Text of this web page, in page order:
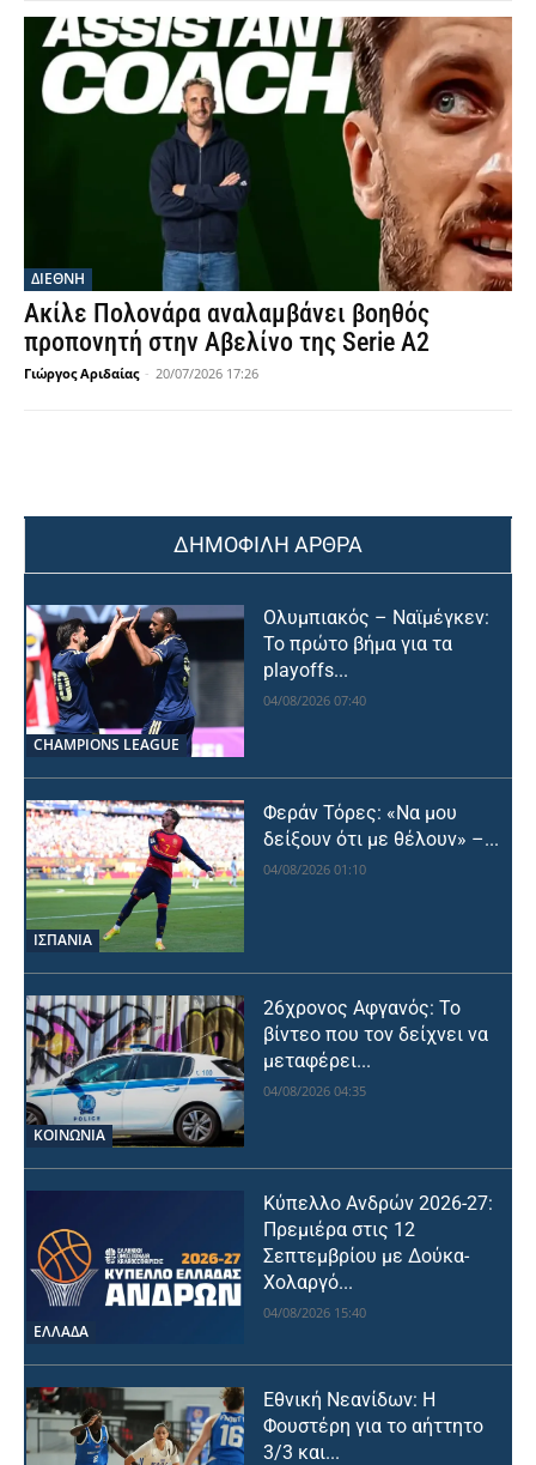
ΔΙΕΘΝΗ
Ακίλε Πολονάρα αναλαμβάνει βοηθός
προπονητή στην Αβελίνο της Serie A2
Γιώργος Αριδαίας - 20/07/2026 17:26
ΔΗΜΟΦΙΛΗ ΑΡΘΡΑ
CHAMPIONS LEAGUE
Ολυμπιακός – Ναϊμέγκεν:
Το πρώτο βήμα για τα
playoffs...
04/08/2026 07:40
ΙΣΠΑΝΙΑ
Φεράν Τόρες: «Να μου
δείξουν ότι με θέλουν» –...
04/08/2026 01:10
ΚΟΙΝΩΝΙΑ
26χρονος Αφγανός: Το
βίντεο που τον δείχνει να
μεταφέρει...
04/08/2026 04:35
ΕΛΛΑΔΑ
Κύπελλο Ανδρών 2026-27:
Πρεμιέρα στις 12
Σεπτεμβρίου με Δούκα-
Χολαργό...
04/08/2026 15:40
Εθνική Νεανίδων: Η
Φουστέρη για το αήττητο
3/3 και...